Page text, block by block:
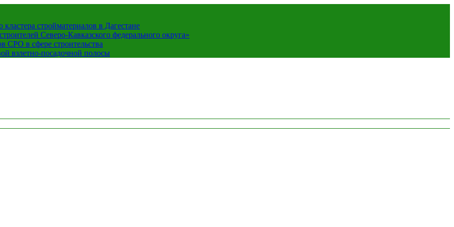
стройматериалов в Дагестане
Северо-Кавказского федерального округа»
СРО в сфере строительства
взлетно-посадочной полосы